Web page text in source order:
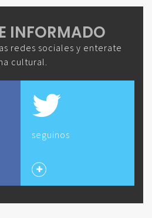
INFORMADO
redes sociales y enterate
cultural.
seguinos